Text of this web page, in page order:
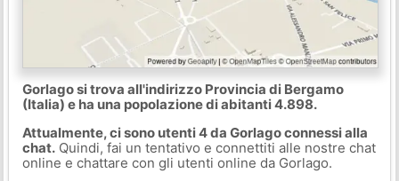
Gorlago si trova all'indirizzo Provincia di Bergamo
(Italia) e ha una popolazione di abitanti 4.898.
Attualmente, ci sono utenti 4 da Gorlago connessi alla
chat.Quindi, fai un tentativo e connettiti alle nostre chat
online e chattare con gli utenti online da Gorlago.